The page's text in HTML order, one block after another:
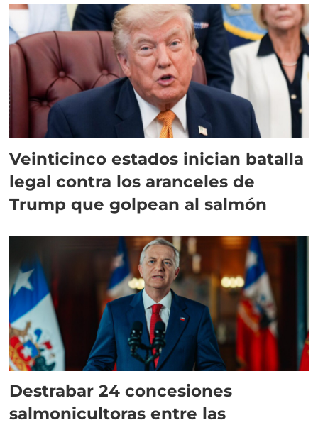
Veinticinco estados inician batalla
legal contra los aranceles de
Trump que golpean al salmón
Destrabar 24 concesiones
salmonicultoras entre las